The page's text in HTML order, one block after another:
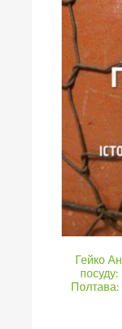
Гейко
посуду:
Полтава: